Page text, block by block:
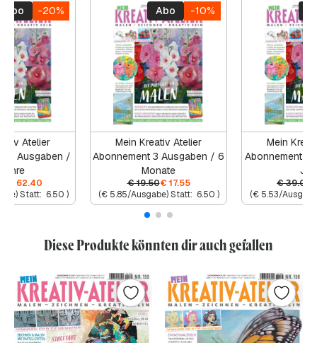
Abo -20%
Atelier
12 Ausgaben /
62.40
Statt: 6.50 )
Abo -10%
Mein Kreativ Atelier
Abonnement 3 Ausgaben / 6
Monate
€19.50€ 17.55
(€5.85/Ausgabe) Statt: 6.50 )
Mein
Abonnement 6
€39.00
(€5.53/
Diese Produkte könnten dir auch gefallen